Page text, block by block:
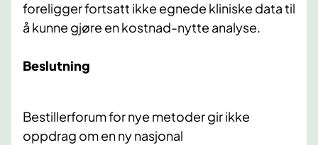
foreligger fortsatt ikke egnede kliniske data til
å kunne gjøre en kostnad-nytte analyse.
Beslutning
Bestillerforum for nye metoder gir ikke
oppdrag om en ny nasjonal